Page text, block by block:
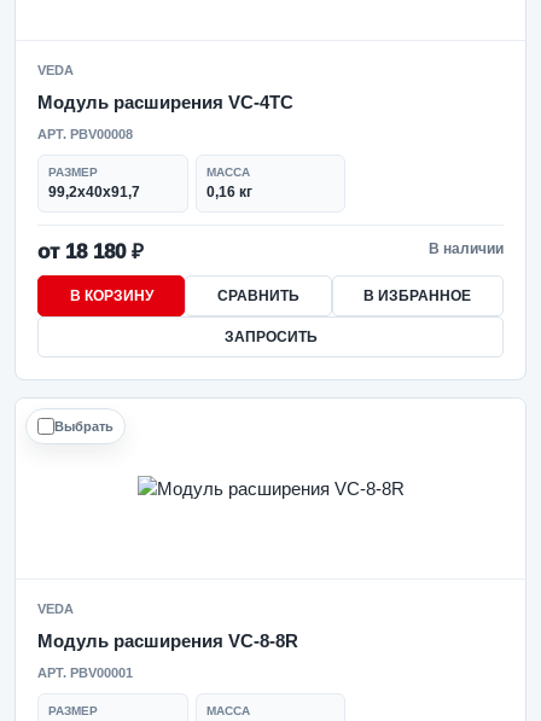
VEDA
Модуль расширения VC-4TC
АРТ. PBV00008
РАЗМЕР
99,2x40x91,7
МАССА
0,16 кг
от 18 180 ₽ В наличии
В КОРЗИНУ СРАВНИТЬ В ИЗБРАННОЕ
ЗАПРОСИТЬ
Выбрать
VEDA
Модуль расширения VC-8-8R
АРТ. PBV00001
РАЗМЕР МАССА